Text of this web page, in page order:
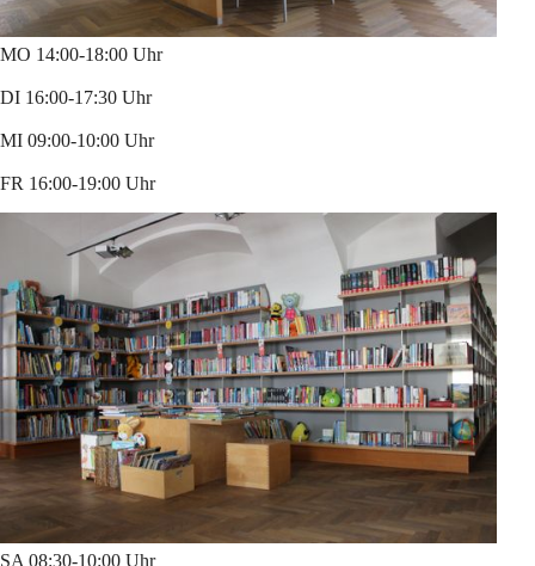
MO 14:00-18:00 Uhr
DI 16:00-17:30 Uhr
MI 09:00-10:00 Uhr
FR 16:00-19:00 Uhr
SA 08:30-10:00 Uhr